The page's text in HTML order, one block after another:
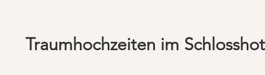
Traumhochzeiten im